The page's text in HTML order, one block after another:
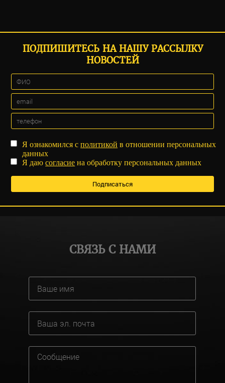
ПОДПИШИТЕСЬ НА НАШУ РАССЫЛКУ
НОВОСТЕЙ
Я ознакомился сполитикой в отношении персональных
данных
Я даюсогласие на обработку персональных данных
СВЯЗЬ С НАМИ